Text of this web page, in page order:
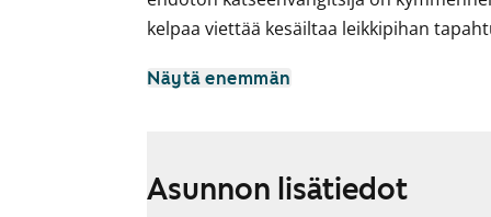
kelpaa viettää kesäiltaa leikkipihan
Asuinhuoneiden lattiat ovat viehättävää
joihin vaalea tammilaminaattityötaso
Näytä enemmän
Asunnon lisätiedot